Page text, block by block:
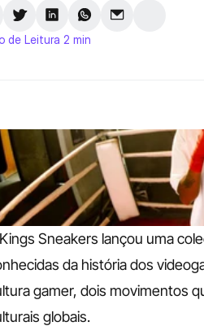
de Leitura 2 min
Sneakers lançou uma
da história dos
gamer, dois movimentos
globais.